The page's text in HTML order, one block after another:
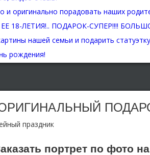
портрет по фото